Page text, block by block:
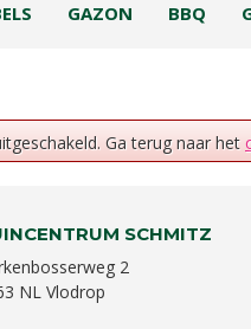
GAZON BBQ
Ga terug naar het
SCHMITZ
2
NL Vlodrop